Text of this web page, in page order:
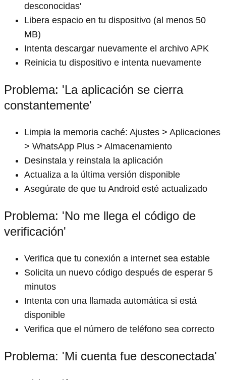
desconocidas'
Libera espacio en tu dispositivo (al menos 50
MB)
Intenta descargar nuevamente el archivo APK
Reinicia tu dispositivo e intenta nuevamente
Problema: 'La aplicación se cierra
constantemente'
Limpia la memoria caché: Ajustes > Aplicaciones
> WhatsApp Plus > Almacenamiento
Desinstala y reinstala la aplicación
Actualiza a la última versión disponible
Asegúrate de que tu Android esté actualizado
Problema: 'No me llega el código de
verificación'
Verifica que tu conexión a internet sea estable
Solicita un nuevo código después de esperar 5
minutos
Intenta con una llamada automática si está
disponible
Verifica que el número de teléfono sea correcto
Problema: 'Mi cuenta fue desconectada'